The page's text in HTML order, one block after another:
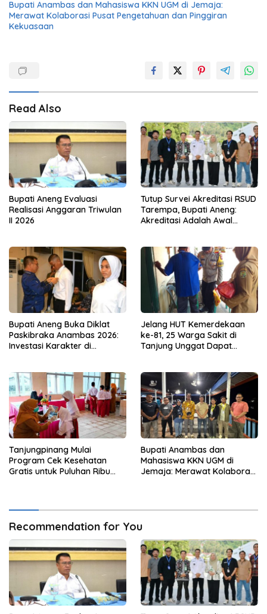
Bupati Anambas dan Mahasiswa KKN UGM di Jemaja:
Merawat Kolaborasi Pusat Pengetahuan dan Pinggiran
Kekuasaan
Read Also
Bupati Aneng Evaluasi
Realisasi Anggaran Triwulan
II 2026
Tutup Survei Akreditasi RSUD
Tarempa, Bupati Aneng:
Akreditasi Adalah Awal
Bupati Aneng Buka Diklat
Paskibraka Anambas 2026:
Investasi Karakter di
Jelang HUT Kemerdekaan
ke-81, 25 Warga Sakit di
Tanjung Unggat Dapat
Tanjungpinang Mulai
Program Cek Kesehatan
Gratis untuk Puluhan Ribu
Bupati Anambas dan
Mahasiswa KKN UGM di
Jemaja: Merawat Kolaborasi
Recommendation for You